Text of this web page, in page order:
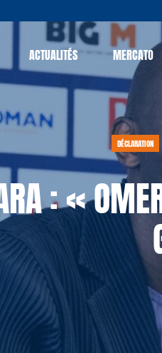
ACTUALITÉS MERCATO
DÉCLARATION
: «